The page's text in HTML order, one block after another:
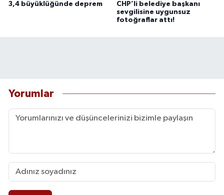
3,4 büyüklüğünde deprem
CHP’li belediye başkanı
sevgilisine uygunsuz
fotoğraflar attı!
Yorumlar